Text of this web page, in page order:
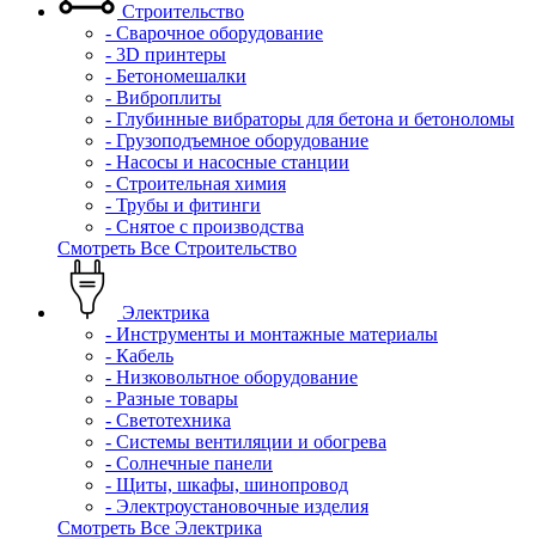
Строительство
- Сварочное оборудование
- 3D принтеры
- Бетономешалки
- Виброплиты
- Глубинные вибраторы для бетона и бетоноломы
- Грузоподъемное оборудование
- Насосы и насосные станции
- Строительная химия
- Трубы и фитинги
- Снятое с производства
Смотреть Все Строительство
Электрика
- Инструменты и монтажные материалы
- Кабель
- Низковольтное оборудование
- Разные товары
- Светотехника
- Системы вентиляции и обогрева
- Солнечные панели
- Щиты, шкафы, шинопровод
- Электроустановочные изделия
Смотреть Все Электрика